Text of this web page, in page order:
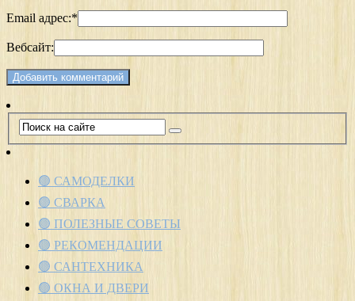
Email адрес:*
Вебсайт:
🟢 САМОДЕЛКИ
🟢 СВАРКА
🟢 ПОЛЕЗНЫЕ СОВЕТЫ
🟢 РЕКОМЕНДАЦИИ
🟢 САНТЕХНИКА
🟢 ОКНА И ДВЕРИ